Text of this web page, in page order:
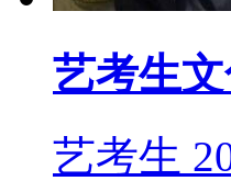
艺考生
艺考生